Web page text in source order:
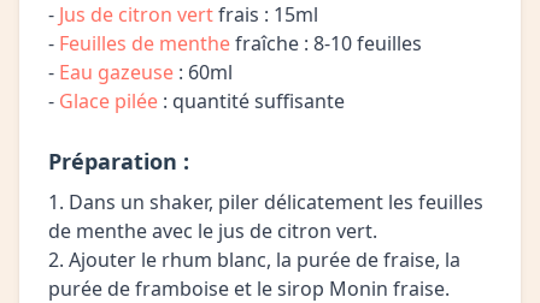
- Jus de citron vertfrais : 15ml
- Feuilles de menthefraîche : 8-10 feuilles
- Eau gazeuse : 60ml
- Glace pilée : quantité suffisante
Préparation :
1. Dans un shaker, piler délicatement les feuilles
de menthe avec le jus de citron vert.
2. Ajouter le rhum blanc, la purée de fraise, la
purée de framboise et le sirop Monin fraise.